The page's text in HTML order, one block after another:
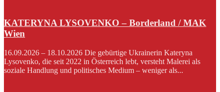
KATERYNA LYSOVENKO – Borderland / MAK
Wien
16.09.2026 – 18.10.2026 Die gebürtige Ukrainerin Kateryna
Lysovenko, die seit 2022 in Österreich lebt, versteht Malerei als
soziale Handlung und politisches Medium – weniger als...